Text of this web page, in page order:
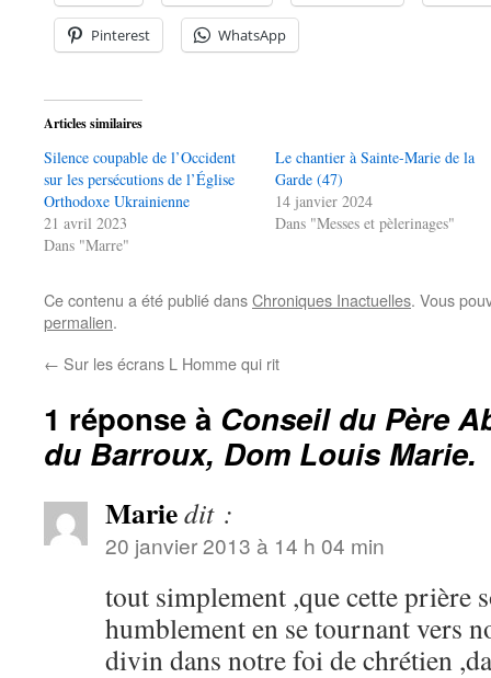
Pinterest WhatsApp
Articles similaires
Silence coupable de l’Occident
sur les persécutions de l’Église
Orthodoxe Ukrainienne
21 avril 2023
Dans "Marre"
Le chantier à Sainte-Marie de la
Garde (47)
14 janvier 2024
Dans "Messes et pèlerinages"
Ce contenu a été publié dansChroniques Inactuelles. Vous
permalien.
← Sur les écrans L Homme qui rit
1 réponse à Conseil du Père
du Barroux, Dom Louis Marie.
Mariedit :
20 janvier 2013 à 14 h 04 min
tout simplement ,que cette prière
humblement en se tournant vers
divin dans notre foi de chrétien